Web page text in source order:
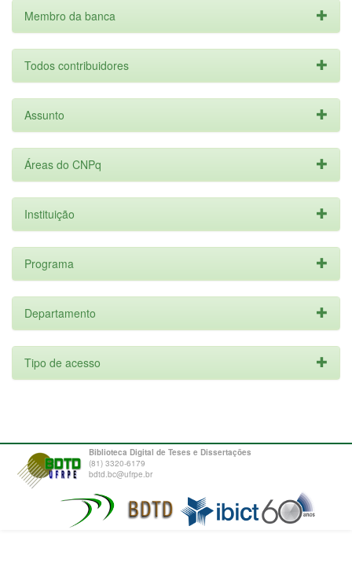
Membro da banca
Todos contribuidores
Assunto
Áreas do CNPq
Instituição
Programa
Departamento
Tipo de acesso
Biblioteca Digital de Teses e Dissertações
(81) 3320-6179
bdtd.bc@ufrpe.br